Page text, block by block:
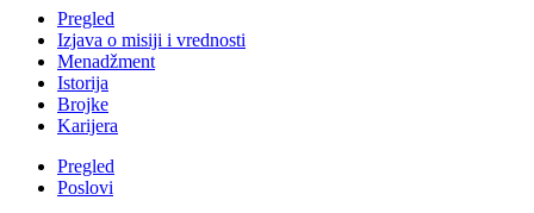
Pregled
Izjava o misiji i vrednosti
Menadžment
Istorija
Brojke
Karijera
Pregled
Poslovi